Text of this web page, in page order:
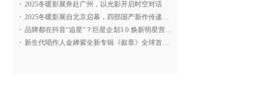
· 2025冬暖影展奔赴广州，以光影开启时空对话
· 2025冬暖影展自北京启幕，四部国产新作传递银幕温情
· 品牌都在抖音“追星”？巨星企划3.0 焕新明星营销，让
· 新生代唱作人金婵紫全新专辑《叙章》全球首发，颠覆